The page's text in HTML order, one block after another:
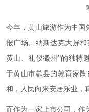
今年，黄山旅游作为中国
报广场、纳斯达克大屏
黄山、礼仪徽州”的独特
于黄山市歙县的教育家
和，人民向来安居乐业，
而作为一家上市公司，作